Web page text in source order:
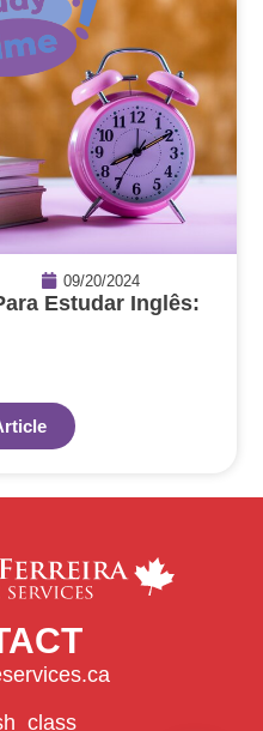
09/20/2024
Estudar Inglês: